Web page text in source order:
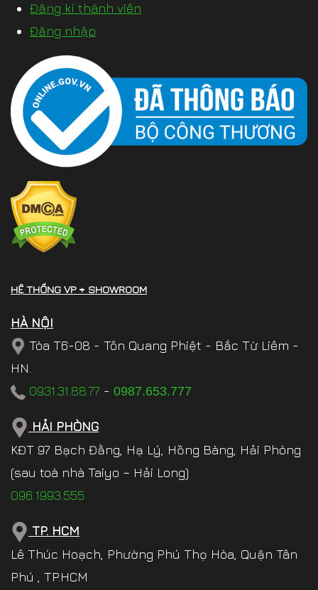
Đăng kí thành viên
Đăng nhập
HỆ THỐNG VP + SHOWROOM
HÀ NỘI
Tòa T6-08 - Tôn Quang Phiệt - Bắc Từ Liêm -
HN.
0931.31.88.77 - 0987.653.777
HẢI PHÒNG
KĐT 97 Bạch Đằng, Hạ Lý, Hồng Bàng, Hải Phòng
(sau toà nhà Taiyo – Hải Long)
096.1993.555
TP. HCM
Lê Thúc Hoạch, Phường Phú Thọ Hòa, Quận Tân
Phú , TP.HCM